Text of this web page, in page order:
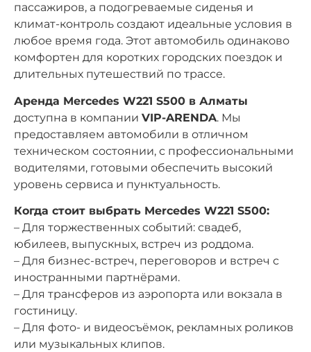
пассажиров, а подогреваемые сиденья и
климат-контроль создают идеальные условия в
любое время года. Этот автомобиль одинаково
комфортен для коротких городских поездок и
длительных путешествий по трассе.
Аренда Mercedes W221 S500 в Алматы
доступна в компании VIP-ARENDA. Мы
предоставляем автомобили в отличном
техническом состоянии, с профессиональными
водителями, готовыми обеспечить высокий
уровень сервиса и пунктуальность.
Когда стоит выбрать Mercedes W221 S500:
– Для торжественных событий: свадеб,
юбилеев, выпускных, встреч из роддома.
– Для бизнес-встреч, переговоров и встреч с
иностранными партнёрами.
– Для трансферов из аэропорта или вокзала в
гостиницу.
– Для фото- и видеосъёмок, рекламных роликов
или музыкальных клипов.